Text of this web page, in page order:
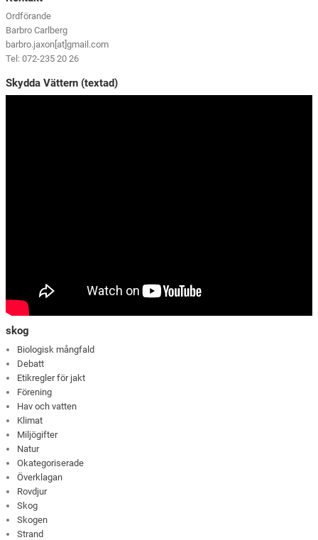
Ordförande
Barbro Carlberg
barbro.jaxon[at]gmail.com
Tel: 072-235 20 26
Skydda Vättern (textad)
skog
Biologisk mångfald
Debatt
Etikregler för jakt
Förening
Hav och vatten
Klimat
Miljögifter
Natur
Okategoriserade
Överklagan
Rovdjur
Skog
Skogen
Strand